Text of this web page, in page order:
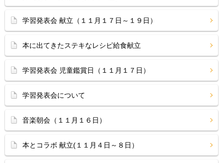
学習発表会 献立（１１月１７日～１９日）
本に出てきたステキなレシピ給食献立
学習発表会 児童鑑賞日（１１月１７日）
学習発表会について
音楽朝会（１１月１６日）
本とコラボ 献立(１１月４日～８日）